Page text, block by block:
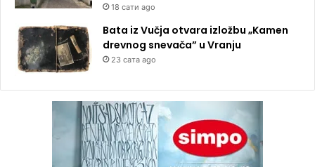
18 сати ago
Bata iz Vučja otvara izložbu „Kamen
drevnog snevača” u Vranju
23 сата ago